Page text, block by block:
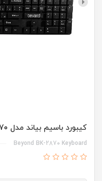
کیبورد باسیم بیاند مدل Beyond BK-2870 با حروف فارس
Beyond BK-2870 Keyboard